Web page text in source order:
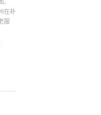
在补
服